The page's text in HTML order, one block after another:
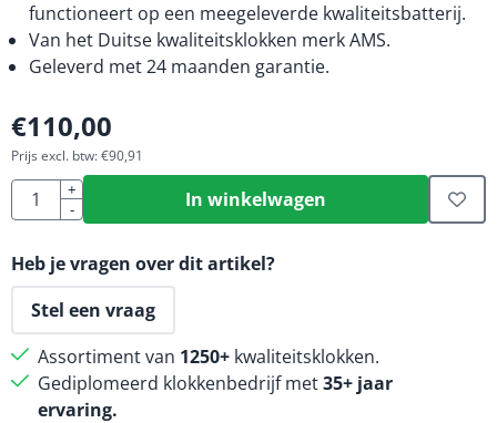
functioneert op een meegeleverde kwaliteitsbatterij.
Van het Duitse kwaliteitsklokken merk AMS.
Geleverd met 24 maanden garantie.
€110,00
Prijs excl. btw:€90,91
Aantal
+
-
In winkelwagen
Heb je vragen over dit artikel?
Stel een vraag
Assortiment van 1250+ kwaliteitsklokken.
Gediplomeerd klokkenbedrijf met35+ jaar
ervaring.